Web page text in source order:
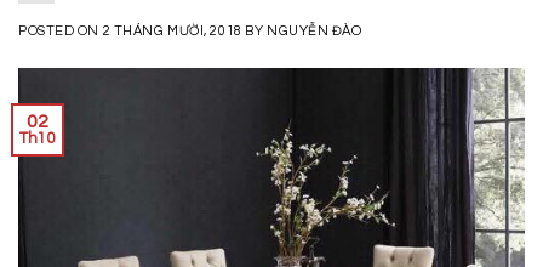
POSTED ON 2 THÁNG MƯỜI, 2018 BY NGUYỄN ĐÀO
02
Th10